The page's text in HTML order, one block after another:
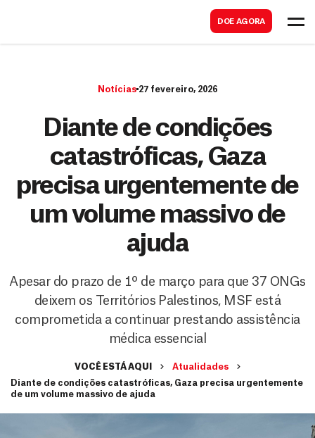
DOE AGORA
Notícias 27 fevereiro, 2026
Diante de condições
catastróficas, Gaza
precisa urgentemente de
um volume massivo de
ajuda
Apesar do prazo de 1º de março para que 37 ONGs
deixem os Territórios Palestinos, MSF está
comprometida a continuar prestando assistência
médica essencial
VOCÊ ESTÁ AQUI
Atualidades
Diante de condições catastróficas, Gaza precisa urgentemente
de um volume massivo de ajuda
a